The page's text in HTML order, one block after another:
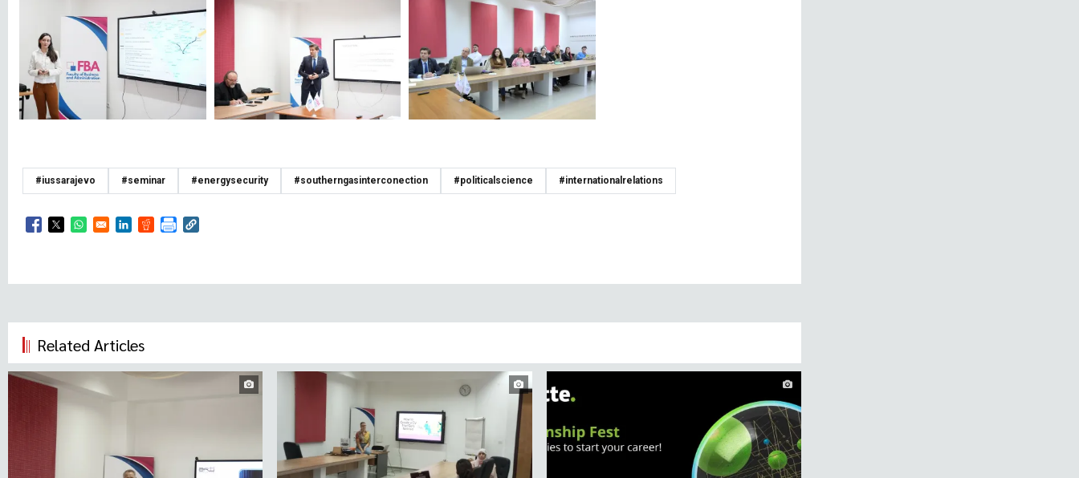
#iussarajevo #seminar #energysecurity #southerngasinterconection #politicalscience #internationalrelations
Opens in a new window
Opens in a new window
Opens in a new window
Opens in a new window
Opens in a new window
Related Articles